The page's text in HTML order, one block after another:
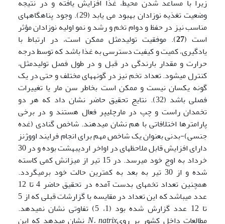
وضعیت تغذیه نوزادان بهبود می یابد (29). وجود پناهگاه­های
مناسب نیز در حفظ و دوام تخم و رشد و نمو اولیه نوزادان مؤثر
است (27). موفقیت تولیدمثل ممکن است، در ارتباط با
یادگیری، کمیت و کیفیت دسترسی به غذا باشد که توسط درجه
حرارت و مقدار بارندگی در قبل و در طول فصل تولیدمثل،
کنترل می­شود. تعداد تخم نیز در گونه­های مختلف و حتی در یک
گونه یکسان نیست و ممکن است بخاطر سن مار یا تغییرات
فصلی باشد (32). نتایج تحقیق حاضر نشان داد که هر دو
تخمدان راست و چپ در مارچلیپر فعال هستند و در برخی
پارامترها اختلافاتی با هم نشان می­دهند. شاخص گنادی (غده
جنسی)-بدنی بعنوان یک شاخص مهم برای انجام فرایند اووژنز
دارای افزایش قابل ملاحظه­ای در اواخر اردیبهشت بوده و در 30
خرداد به اوج خود می­رسد. در 15 تیر از میزانش کمی کاسته
شده و از 30 تیر به بعد به کمترین حالت خود برمی­گردد.
همچنین تعداد تخم­های بدست آمده در تحقیق حاضر 4 تا 12
عدد می­باشد که این تعداد در مقایسه با گزارشات قبلی که از 5
تا 12 عدد گزارش شده بود (1، 5) تفاوتی نشان نمی­دهد.
مطالعات داخل کشور بر رویN. natrix نشان می­دهد که این